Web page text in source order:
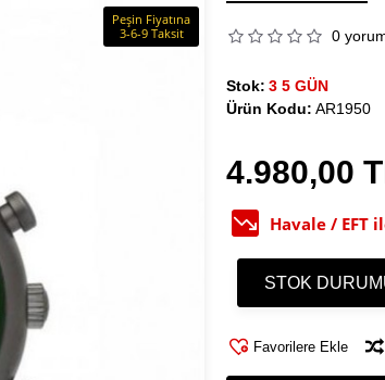
Peşin Fiyatına
3-6-9 Taksit
0
4.980,00
Havale / EFT
Stok: 3 5 GÜN
Ürün Kodu: AR1950
STOK
Favorilere Ekle